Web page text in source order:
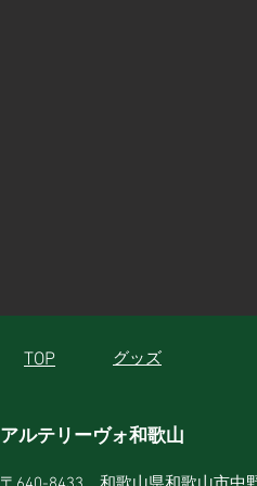
TOP グッズ
アルテリーヴォ和歌山